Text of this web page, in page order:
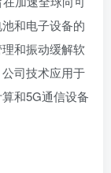
和电子设备的
和振动缓解软
司技术应用于
和5G通信设备